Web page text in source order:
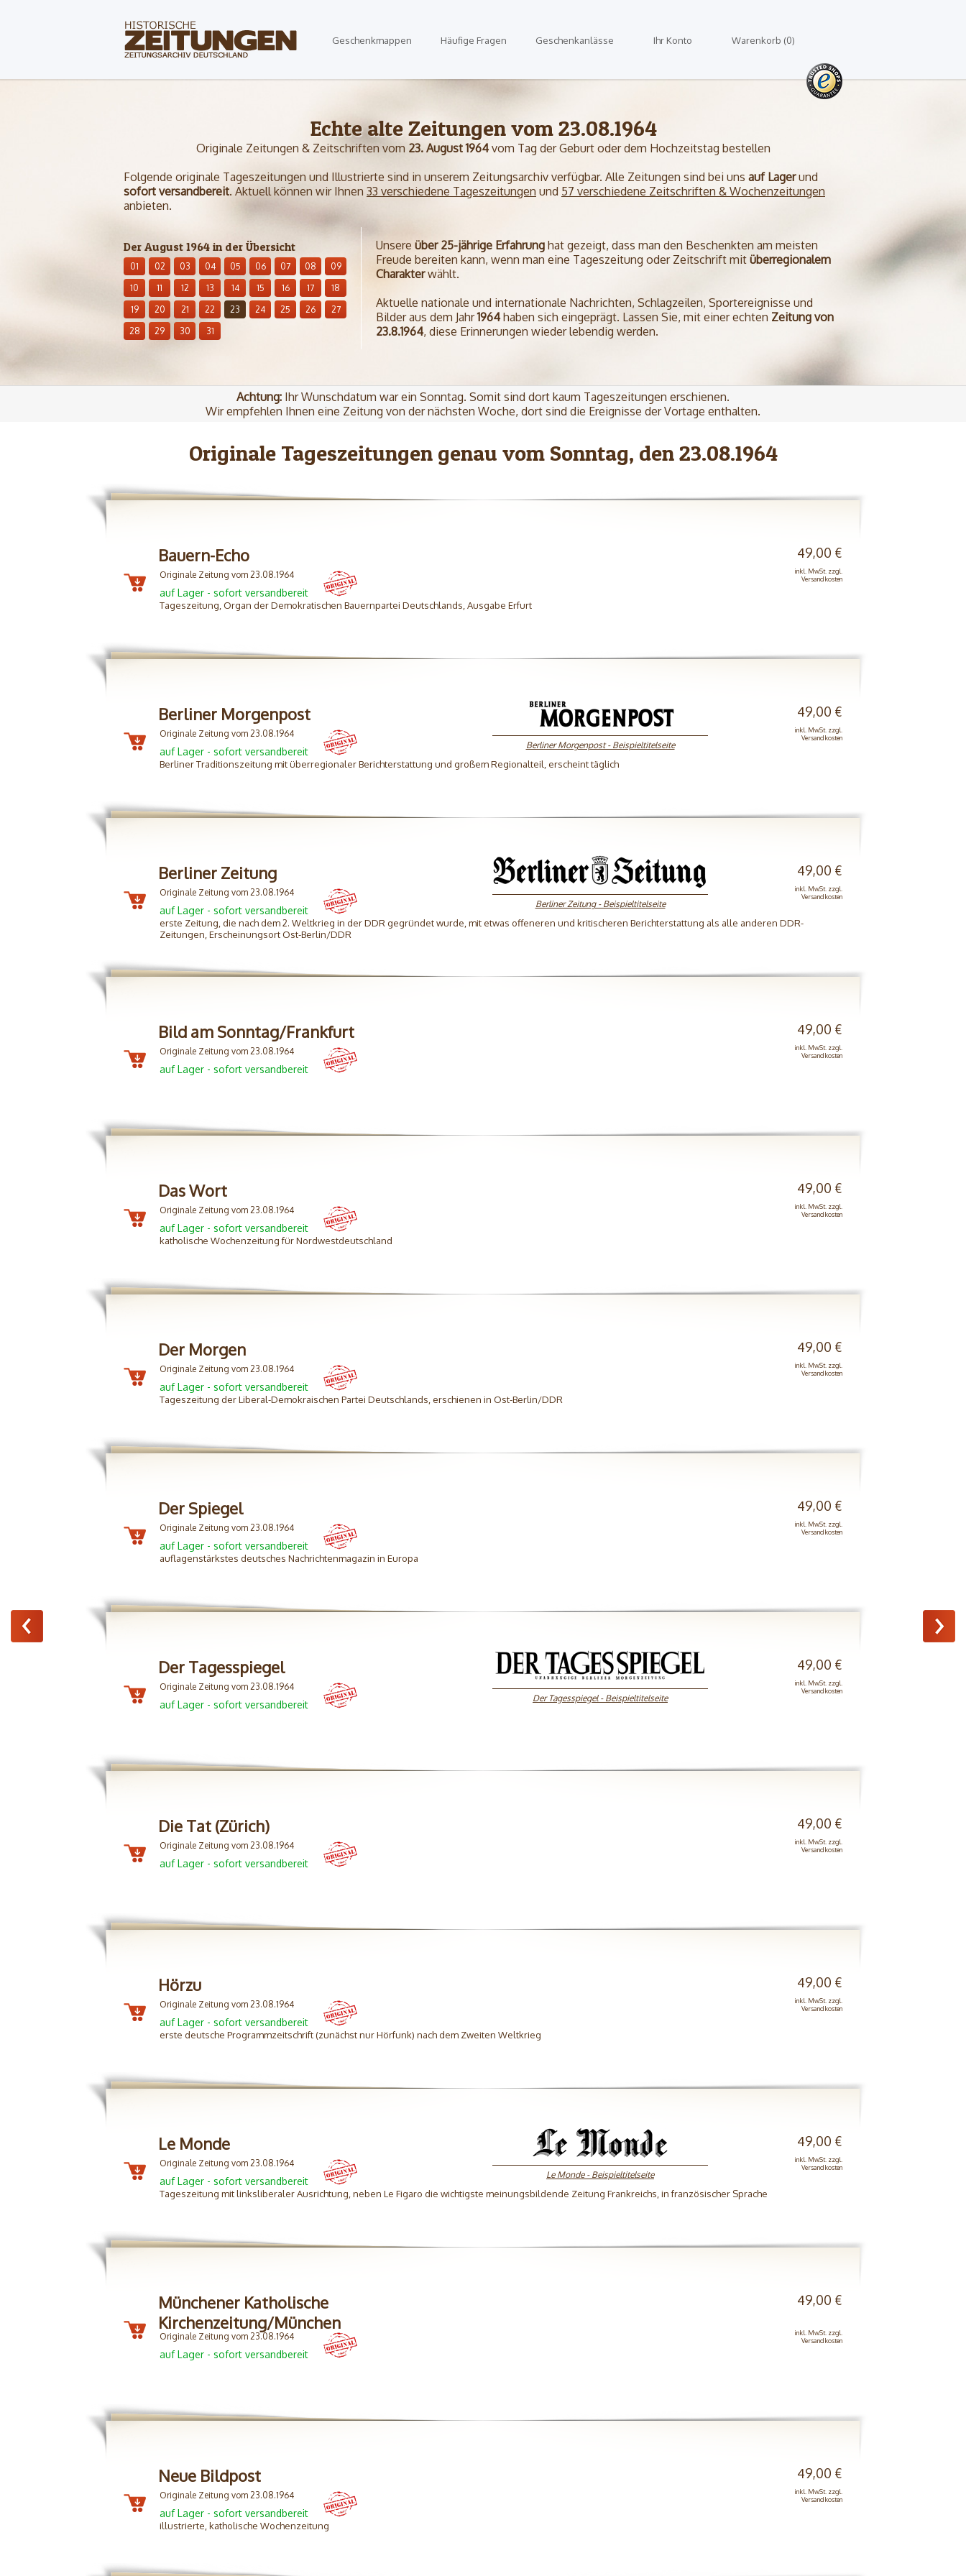
Geschenkmappen Häufige Fragen Geschenkanlässe Ihr Konto Warenkorb (0)
Echte alte Zeitungen vom 23.08.1964
Originale Zeitungen & Zeitschriften vom 23. August 1964vom Tag der Geburt oder dem Hochzeitstag bestellen
Folgende originale Tageszeitungen und Illustrierte sind in unserem Zeitungsarchiv verfügbar. Alle Zeitungen sind bei uns auf Lagerund
sofort versandbereit. Aktuell können wir Ihnen 33 verschiedene Tageszeitungen und 57 verschiedene Zeitschriften & Wochenzeitungen
anbieten.
Der August 1964 in der Übersicht
01 02 03 04 05 06 07 08
09
10
11 12 13 14 15 16 17
18
19
20 21 22 23 24 25 26
27
28
29 30 31
Unsere über 25-jährige Erfahrung hat gezeigt, dass man den Beschenkten am meisten
Freude bereiten kann, wenn man eine Tageszeitung oder Zeitschrift mit überregionalem
Charakterwählt.
Aktuelle nationale und internationale Nachrichten, Schlagzeilen, Sportereignisse und
Bilder aus dem Jahr1964haben sich eingeprägt. Lassen Sie, mit einer echten Zeitung von
23.8.1964, diese Erinnerungen wieder lebendig werden.
Achtung: Ihr Wunschdatum war ein Sonntag. Somit sind dort kaum Tageszeitungen erschienen.
Wir empfehlen Ihnen eine Zeitung von der nächsten Woche, dort sind die Ereignisse der Vortage enthalten.
Originale Tageszeitungen genau vom Sonntag, den 23.08.1964
Bauern-Echo 49,00 €
Originale Zeitung vom 23.08.1964
auf Lager - sofort versandbereit
inkl. MwSt. zzgl.
Versandkosten
Tageszeitung, Organ der Demokratischen Bauernpartei Deutschlands, Ausgabe Erfurt
Berliner Morgenpost
Berliner Morgenpost - Beispieltitelseite
49,00 €
Originale Zeitung vom 23.08.1964
auf Lager - sofort versandbereit
inkl. MwSt. zzgl.
Versandkosten
Berliner Traditionszeitung mit überregionaler Berichterstattung und großem Regionalteil, erscheint täglich
Berliner Zeitung
Berliner Zeitung - Beispieltitelseite
49,00 €
Originale Zeitung vom 23.08.1964
auf Lager - sofort versandbereit
inkl. MwSt. zzgl.
Versandkosten
erste Zeitung, die nach dem 2. Weltkrieg in der DDR gegründet wurde, mit etwas offeneren und kritischeren Berichterstattung als alle anderen DDR-
Zeitungen, Erscheinungsort Ost-Berlin/DDR
Bild am Sonntag/Frankfurt 49,00 €
Originale Zeitung vom 23.08.1964
auf Lager - sofort versandbereit
inkl. MwSt. zzgl.
Versandkosten
Das Wort 49,00 €
Originale Zeitung vom 23.08.1964
auf Lager - sofort versandbereit
inkl. MwSt. zzgl.
Versandkosten
katholische Wochenzeitung für Nordwestdeutschland
Der Morgen 49,00 €
Originale Zeitung vom 23.08.1964
auf Lager - sofort versandbereit
inkl. MwSt. zzgl.
Versandkosten
Tageszeitung der Liberal-Demokraischen Partei Deutschlands, erschienen in Ost-Berlin/DDR
Der Spiegel 49,00 €
Originale Zeitung vom 23.08.1964
auf Lager - sofort versandbereit
inkl. MwSt. zzgl.
Versandkosten
auflagenstärkstes deutsches Nachrichtenmagazin in Europa
Der Tagesspiegel
Der Tagesspiegel - Beispieltitelseite
49,00 €
Originale Zeitung vom 23.08.1964
auf Lager - sofort versandbereit
inkl. MwSt. zzgl.
Versandkosten
Die Tat (Zürich) 49,00 €
Originale Zeitung vom 23.08.1964
auf Lager - sofort versandbereit
inkl. MwSt. zzgl.
Versandkosten
Hörzu 49,00 €
Originale Zeitung vom 23.08.1964
auf Lager - sofort versandbereit
inkl. MwSt. zzgl.
Versandkosten
erste deutsche Programmzeitschrift (zunächst nur Hörfunk) nach dem Zweiten Weltkrieg
Le Monde
Le Monde - Beispieltitelseite
49,00 €
Originale Zeitung vom 23.08.1964
auf Lager - sofort versandbereit
inkl. MwSt. zzgl.
Versandkosten
Tageszeitung mit linksliberaler Ausrichtung, neben Le Figaro die wichtigste meinungsbildende Zeitung Frankreichs, in französischer Sprache
Münchener Katholische
Kirchenzeitung/München
49,00 €
Originale Zeitung vom 23.08.1964
auf Lager - sofort versandbereit
inkl. MwSt. zzgl.
Versandkosten
Neue Bildpost 49,00 €
Originale Zeitung vom 23.08.1964
auf Lager - sofort versandbereit
inkl. MwSt. zzgl.
Versandkosten
illustrierte, katholische Wochenzeitung